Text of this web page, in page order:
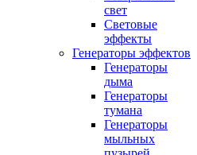
свет
Световые
эффекты
Генераторы эффектов
Генераторы
дыма
Генераторы
тумана
Генераторы
мыльных